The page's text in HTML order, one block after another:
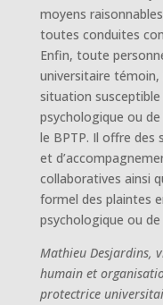
moyens
toutes conduites
Enfin, toute
universitaire
situation
psychologique ou
le BPTP. Il offre des
et
collaboratives ainsi
formel des plaintes
psychologique ou
Mathieu Desjardins,
humain et
protectrice